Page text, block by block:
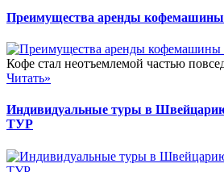
Преимущества аренды кофемашины
Кофе стал неотъемлемой частью
Читать»
Индивидуальные туры в
ТУР